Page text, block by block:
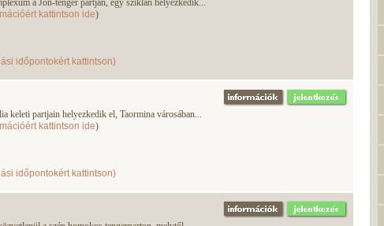
a Jón-tenger partján, egy sziklán helyezkedik...
kattintson ide)
időpontokért kattintson)
keleti partjain helyezkedik el, Taormina városában...
kattintson ide)
időpontokért kattintson)